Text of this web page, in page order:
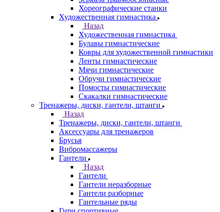
Хореографические станки
Художественная гимнастика
Назад
Художественная гимнастика
Булавы гимнастические
Ковры для художественной гимнастики
Ленты гимнастические
Мячи гимнастические
Обручи гимнастические
Помосты гимнастические
Скакалки гимнастические
Тренажеры, диски, гантели, штанги
Назад
Тренажеры, диски, гантели, штанги
Аксессуары для тренажеров
Брусья
Вибромассажеры
Гантели
Назад
Гантели
Гантели неразборные
Гантели разборные
Гантельные ряды